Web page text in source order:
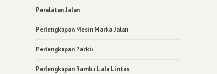
Peralatan Jalan
Perlengkapan Mesin Marka Jalan
Perlengkapan Parkir
Perlengkapan Rambu Lalu Lintas